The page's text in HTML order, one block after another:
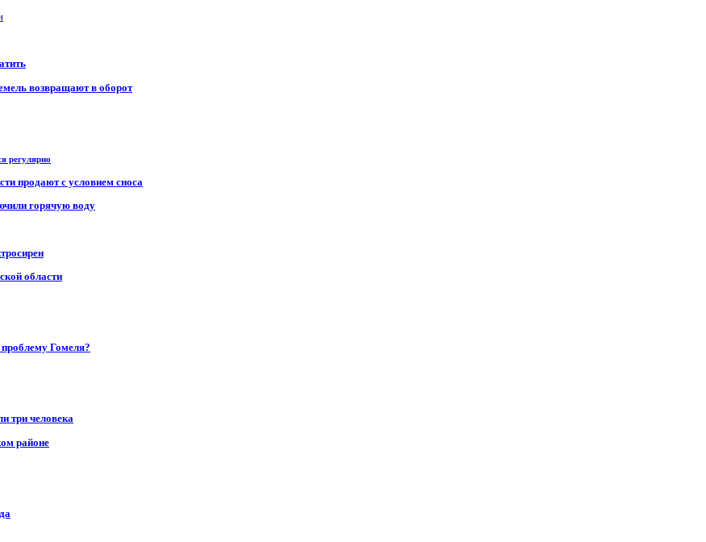
возвращают в оборот
регулярно
продают с условием сноса
горячую воду
области
Гомеля?
три человека
районе